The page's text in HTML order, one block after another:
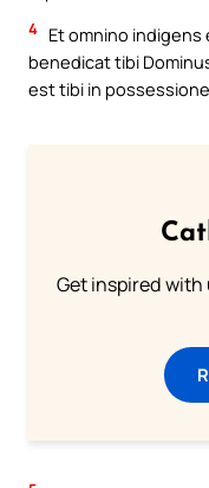
4 Et omnino
benedicat tibi
est tibi in
Get inspired